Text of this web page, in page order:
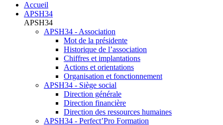
Accueil
APSH34
APSH34
APSH34 - Association
Mot de la présidente
Historique de l’association
Chiffres et implantations
Actions et orientations
Organisation et fonctionnement
APSH34 - Siège social
Direction générale
Direction financière
Direction des ressources humaines
APSH34 - Perfect’Pro Formation